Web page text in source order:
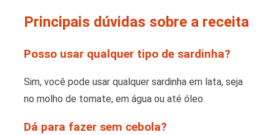
Principais dúvidas sobre a receita
Posso usar qualquer tipo de sardinha?
Sim, você pode usar qualquer sardinha em lata, seja
no molho de tomate, em água ou até óleo.
Dá para fazer sem cebola?